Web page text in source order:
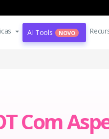
AI Tools NOVO
Com